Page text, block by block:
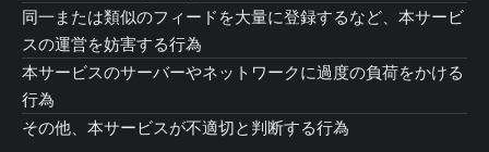
同一または類似のフィードを大量に登録するなど、本サービ
スの運営を妨害する行為
本サービスのサーバーやネットワークに過度の負荷をかける
行為
その他、本サービスが不適切と判断する行為